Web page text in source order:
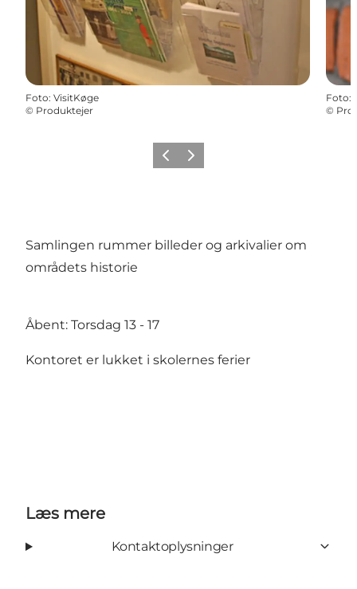
Foto: VisitKøge
© Produktejer
Foto:
©
Forrige billede
Næste billede
Samlingen rummer billeder og arkivalier om
områdets historie
Åbent: Torsdag 13 - 17
Kontoret er lukket i skolernes ferier
Læs mere
Kontaktoplysninger